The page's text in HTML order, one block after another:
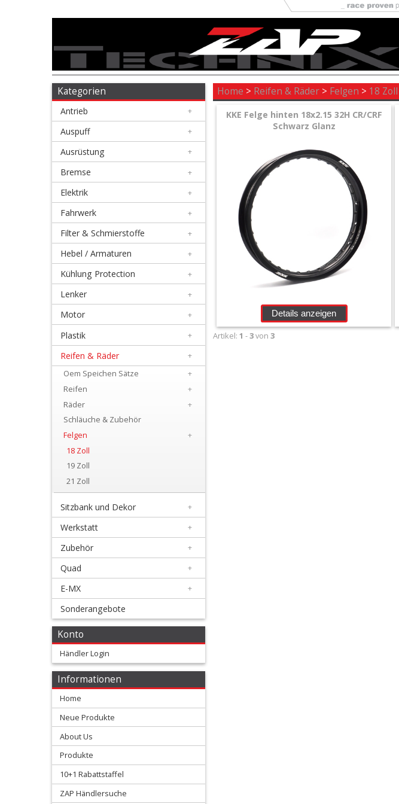
Antrieb
Auspuff
Ausrüstung
Bremse
Elektrik
Fahrwerk
Schmierstoffe
Armaturen
Kühlung
Protection
Lenker
Motor
Plastik
Reifen
Räder
Speichen
Sätze
Kategorien
Antrieb +
Auspuff +
Ausrüstung +
Bremse +
Elektrik +
Fahrwerk +
Filter & Schmierstoffe +
Hebel / Armaturen +
Kühlung Protection +
Lenker +
Motor +
Plastik +
Reifen & Räder
+
Oem Speichen Sätze
+
Reifen
+
Räder
+
Schläuche & Zubehör
Felgen
+
18 Zoll
19 Zoll
21 Zoll
Sitzbank und Dekor +
Werkstatt +
Zubehör +
Quad +
E-MX +
Sonderangebote
Konto
Händler Login
Informationen
Home
Neue Produkte
About Us
Produkte
10+1 Rabattstaffel
ZAP Händlersuche
Home > Reifen & Räder > Felgen > 18 Zoll
KKE Felge hinten 18x2.15 32H CR/CRF
Schwarz Glanz
Details anzeigen
Artikel: 1 -3von 3